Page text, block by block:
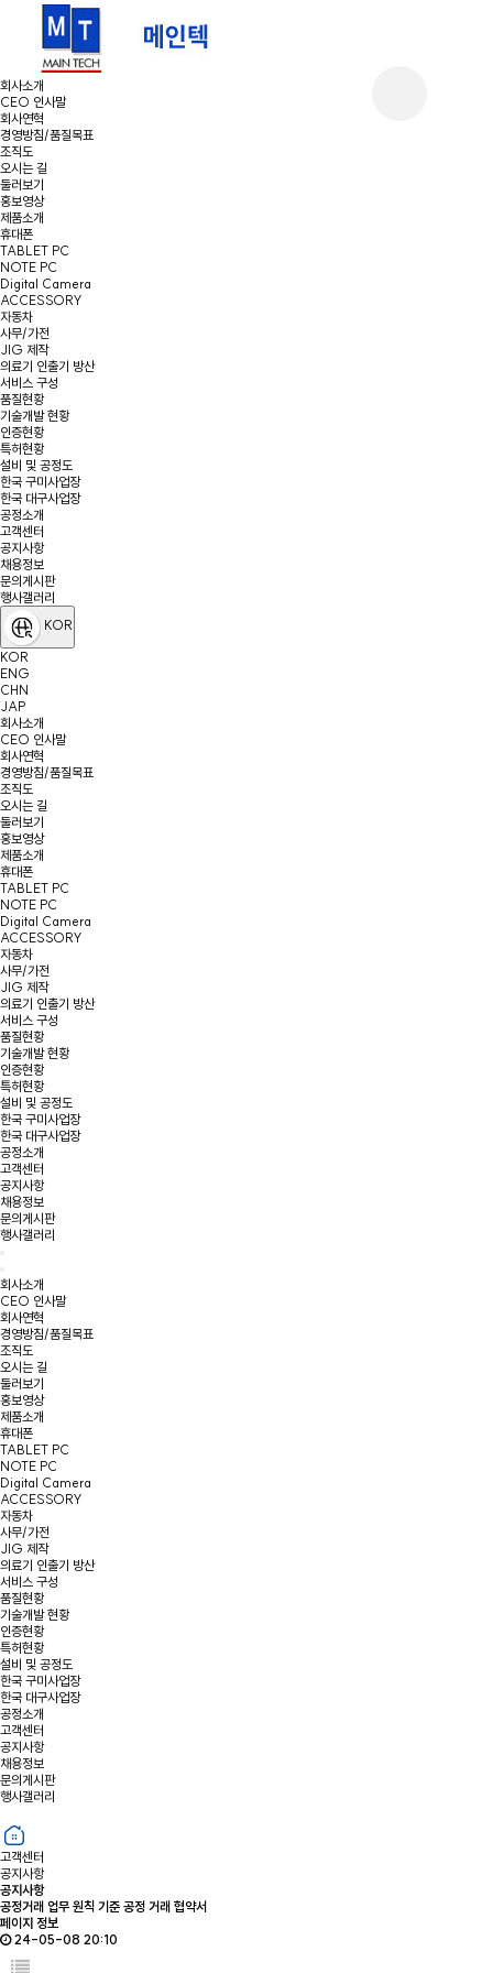
회사소개
CEO 인사말
회사연혁
경영방침/품질목표
조직도
오시는 길
둘러보기
홍보영상
제품소개
휴대폰
TABLET PC
NOTE PC
Digital Camera
ACCESSORY
자동차
사무/가전
JIG 제작
의료기 인출기 방산
서비스 구성
품질현황
기술개발 현황
인증현황
특허현황
설비 및 공정도
한국 구미사업장
한국 대구사업장
공정소개
고객센터
공지사항
채용정보
문의게시판
행사갤러리
KOR
KOR
ENG
CHN
JAP
회사소개
CEO 인사말
회사연혁
경영방침/품질목표
조직도
오시는 길
둘러보기
홍보영상
제품소개
휴대폰
TABLET PC
NOTE PC
Digital Camera
ACCESSORY
자동차
사무/가전
JIG 제작
의료기 인출기 방산
서비스 구성
품질현황
기술개발 현황
인증현황
특허현황
설비 및 공정도
한국 구미사업장
한국 대구사업장
공정소개
고객센터
공지사항
채용정보
문의게시판
행사갤러리
회사소개
CEO 인사말
회사연혁
경영방침/품질목표
조직도
오시는 길
둘러보기
홍보영상
제품소개
휴대폰
TABLET PC
NOTE PC
Digital Camera
ACCESSORY
자동차
사무/가전
JIG 제작
의료기 인출기 방산
서비스 구성
품질현황
기술개발 현황
인증현황
특허현황
설비 및 공정도
한국 구미사업장
한국 대구사업장
공정소개
고객센터
공지사항
채용정보
문의게시판
행사갤러리
고객센터
공지사항
공지사항
공정거래 업무 원칙 기준 공정 거래 협약서
페이지 정보
24-05-08 20:10